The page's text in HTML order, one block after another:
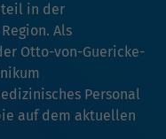
in der
Als
Otto-von-Guericke-
Personal
auf dem aktuellen